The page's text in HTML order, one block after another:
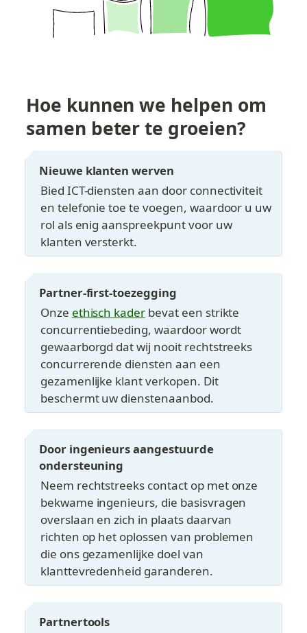
Hoe kunnen we helpen om
samen beter te groeien?
Nieuwe klanten werven
Bied ICT-diensten aan door connectiviteit
en telefonie toe te voegen, waardoor u uw
rol als enig aanspreekpunt voor uw
klanten versterkt.
Partner-first-toezegging
Onze ethisch kader bevat een strikte
concurrentiebeding, waardoor wordt
gewaarborgd dat wij nooit rechtstreeks
concurrerende diensten aan een
gezamenlijke klant verkopen. Dit
beschermt uw dienstenaanbod.
Door ingenieurs aangestuurde
ondersteuning
Neem rechtstreeks contact op met onze
bekwame ingenieurs, die basisvragen
overslaan en zich in plaats daarvan
richten op het oplossen van problemen
die ons gezamenlijke doel van
klanttevredenheid garanderen.
Partnertools